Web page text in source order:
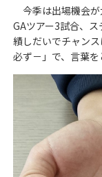
今季は出場機会が
GAツアー3試合、
績しだいでチャン
必ず－」で、言葉を